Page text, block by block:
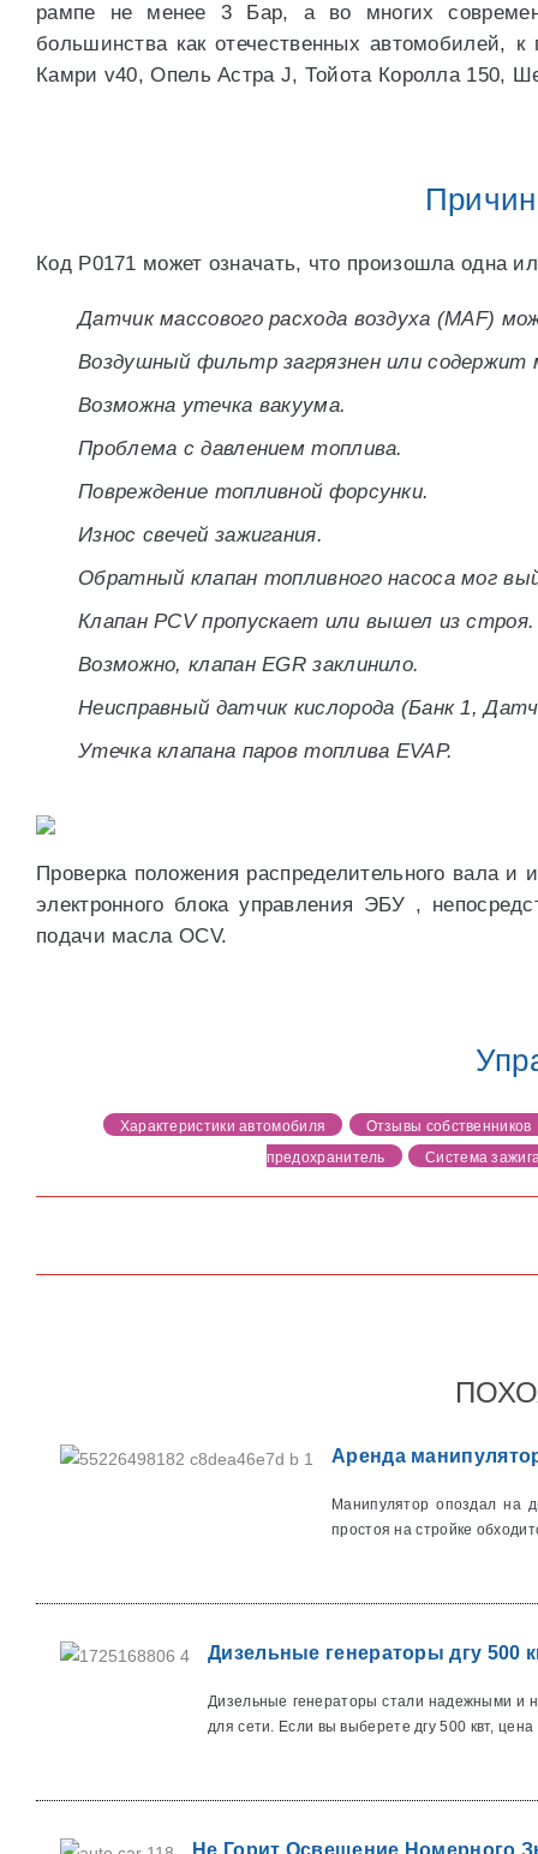
рампе не менее 3 Бар, а во многих
большинства как отечественных автомобилей,
Камри v40, Опель Астра J, Тойота Королла 150,
Код P0171 может означать, что произошла одна
Датчик массового расхода воздуха (MAF)
Воздушный фильтр загрязнен или содержит
Возможна утечка вакуума.
Проблема с давлением топлива.
Повреждение топливной форсунки.
Износ свечей зажигания.
Обратный клапан топливного насоса мог
Клапан PCV пропускает или вышел из строя.
Возможно, клапан EGR заклинило.
Неисправный датчик кислорода (Банк 1,
Утечка клапана паров топлива EVAP.
Проверка положения распределительного вала
электронного блока управления ЭБУ ,
подачи масла OCV.
Характеристики автомобиля
Отзывы собственников
предохранитель
Система
Аренда
Манипулятор опоздал на
простоя на стройке
Дизельные генераторы дгу 500
Дизельные генераторы стали надежными и
для сети. Если вы выберете дгу 500 квт, цена
Не Горит Освещение Номерного